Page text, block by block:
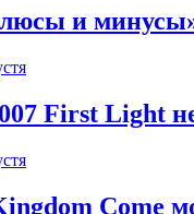
и минусы»
First Light
Come